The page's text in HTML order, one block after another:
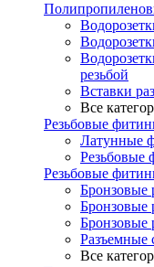
резьбой
Вставки
Все
Резьбовые
Латунные
Резьбовые
Резьбовые
Бронзовые
Бронзовые
Бронзовые
Разъемные
Все